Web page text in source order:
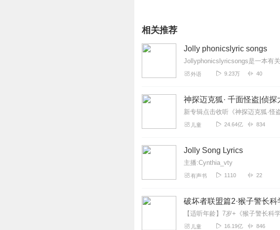
相关推荐
Jolly phonicslyric songs
Jollyphonicslyricsongs是一本有
外语 9.23万 40
神探迈克狐· 千面怪盗|侦
儿童 24.64亿 834
Jolly Song Lyrics
主播:Cynthia_vty
有声书 1110 22
破坏者联盟篇2·猴子警长
儿童 16.19亿 846